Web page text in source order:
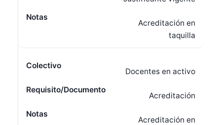
Acreditación en
taquilla
Docentes en activo
Acreditación
Acreditación en